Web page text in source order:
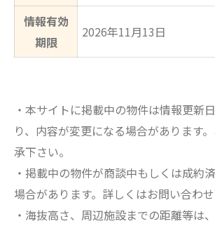
情報有効
期限
2026年11月13日
・本サイトに掲載中の物件は情報更新
り、内容が変更になる場合があります
承下さい。
・掲載中の物件が商談中もしくは成約
場合があります。詳しくはお問い合わせ
・海抜高さ、周辺施設までの距離等は